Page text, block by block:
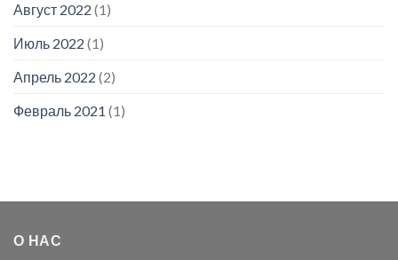
Август 2022 (1)
Июль 2022 (1)
Апрель 2022 (2)
Февраль 2021 (1)
О НАС